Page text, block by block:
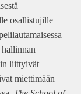
osallistujille
hallinnan
liittyivät
miettimään